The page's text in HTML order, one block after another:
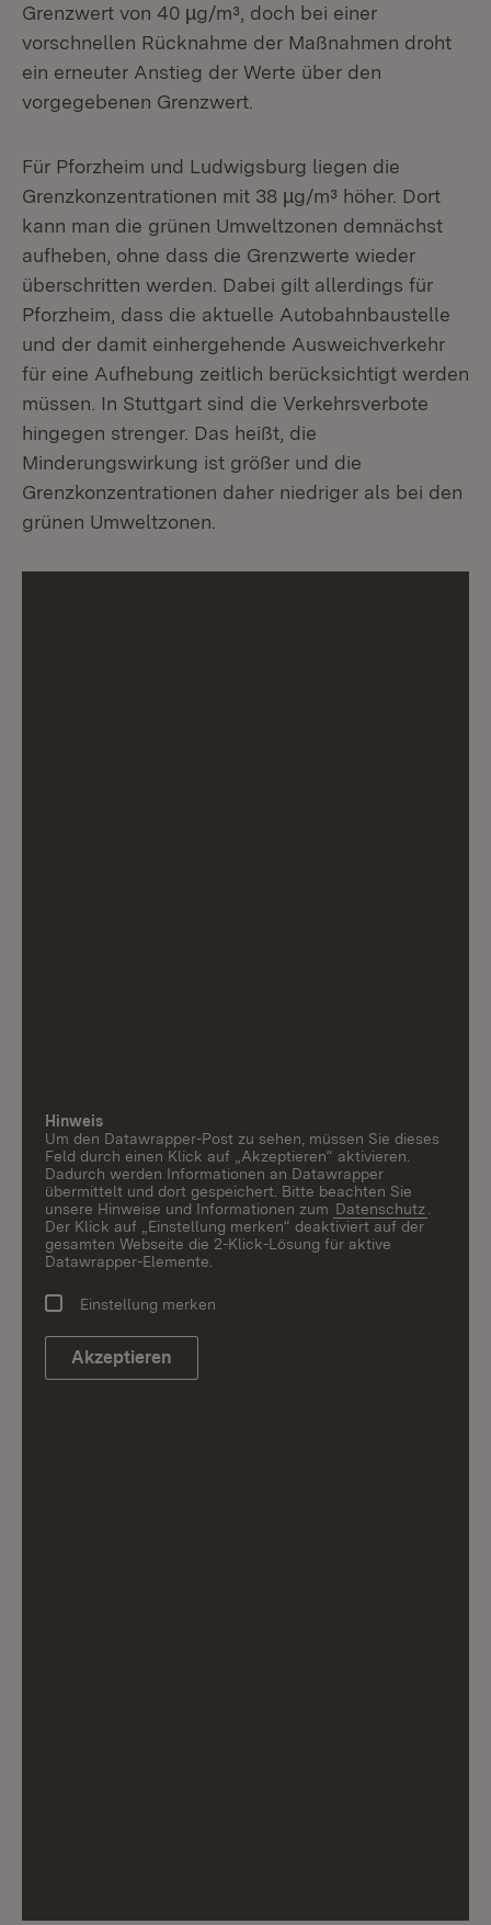
Grenzwert von 40 µg/m³, doch bei einer
vorschnellen Rücknahme der Maßnahmen droht
ein erneuter Anstieg der Werte über den
vorgegebenen Grenzwert.
Für Pforzheim und Ludwigsburg liegen die
Grenzkonzentrationen mit 38 µg/m³ höher. Dort
kann man die grünen Umweltzonen demnächst
aufheben, ohne dass die Grenzwerte wieder
überschritten werden. Dabei gilt allerdings für
Pforzheim, dass die aktuelle Autobahnbaustelle
und der damit einhergehende Ausweichverkehr
für eine Aufhebung zeitlich berücksichtigt werden
müssen. In Stuttgart sind die Verkehrsverbote
hingegen strenger. Das heißt, die
Minderungswirkung ist größer und die
Grenzkonzentrationen daher niedriger als bei den
grünen Umweltzonen.
Hinweis
Um den Datawrapper-Post zu sehen, müssen Sie dieses
Feld durch einen Klick auf „Akzeptieren“ aktivieren.
Dadurch werden Informationen an Datawrapper
übermittelt und dort gespeichert. Bitte beachten Sie
unsere Hinweise und Informationen zum Datenschutz
Der Klick auf „Einstellung merken“ deaktiviert auf der
gesamten Webseite die 2-Klick-Lösung für aktive
Datawrapper-Elemente.
Einstellung merken
Akzeptieren